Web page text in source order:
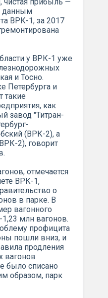
данным
ВРК-1, за 2017
у ВРК-1 уже
и Тосно.
Петербурга и
такие
как
завод "Титран-
(ВРК-2), а
2), говорит
отмечается
ВРК-1,
о
в парке. В
вагонного
1,23 млн вагонов.
профицита
пошли вниз, и
продления
вагонов
было списано
образом, парк